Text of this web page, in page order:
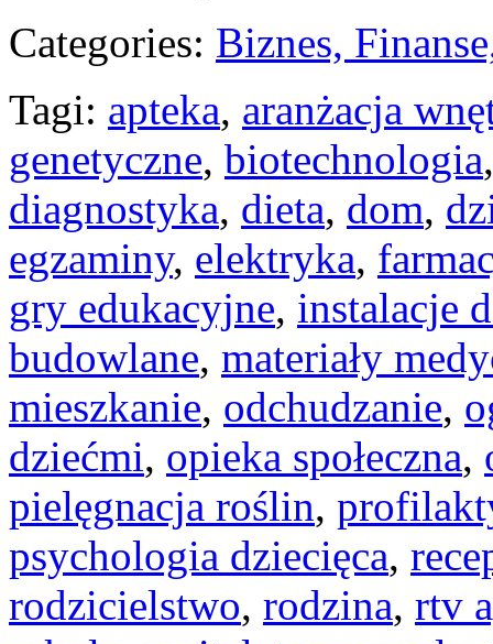
Categories: Biznes,
Tagi: apteka, aranżacja
genetyczne, biotechnologia
diagnostyka, dieta, dom,
egzaminy, elektryka,
gry edukacyjne, instalacje
budowlane, materiały
mieszkanie, odchudzanie,
dziećmi, opieka społeczna,
pielęgnacja roślin,
psychologia dziecięca,
rodzicielstwo, rodzina, rtv